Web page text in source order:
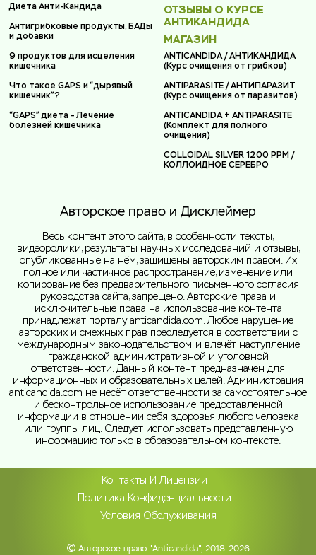
Диета Анти-Кандида
Антигрибковые продукты, БАДы
и добавки
9 продуктов для исцеления
кишечника
Что такое GAPS и “дырявый
кишечник”?
“GAPS” диета – Лечение
болезней кишечника
ОТЗЫВЫ О КУРСЕ
АНТИКАНДИДА
МАГАЗИН
ANTICANDIDA / АНТИКАНДИДА
(Курс очищения от грибков)
ANTIPARASITE / АНТИПАРАЗИТ
(Курс очищения от паразитов)
ANTICANDIDA + ANTIPARASITE
(Комплект для полного
очищения)
COLLOIDAL SILVER 1200 PPM /
КОЛЛОИДНОЕ СЕРЕБРО
Авторское право и Дисклеймер
Весь контент этого сайта, в особенности тексты,
видеоролики, результаты научных исследований и отзывы,
опубликованные на нём, защищены авторским правом. Их
полное или частичное распространение, изменение или
копирование без предварительного письменного согласия
руководства сайта, запрещено. Авторские права и
исключительные права на использование контента
принадлежат порталу anticandida.com. Любое нарушение
авторских и смежных прав преследуется в соответствии с
международным законодательством, и влечёт наступление
гражданской, административной и уголовной
ответственности. Данный контент предназначен для
информационных и образовательных целей. Администрация
anticandida.com не несёт ответственности за самостоятельное
и бесконтрольное использование предоставленной
информации в отношении себя, здоровья любого человека
или группы лиц. Следует использовать представленную
информацию только в образовательном контексте.
Авторское право "Anticandida", 2018-2026
Контакты И Лицензии
Политика Конфиденциальности
Условия Обслуживания